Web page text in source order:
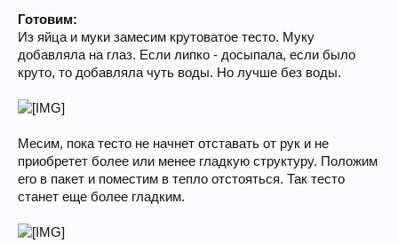
Готовим:
Из яйца и муки замесим крутоватое тесто. Муку
добавляла на глаз. Если липко - досыпала, если было
круто, то добавляла чуть воды. Но лучше без воды.
Месим, пока тесто не начнет отставать от рук и не
приобретет более или менее гладкую структуру. Положим
его в пакет и поместим в тепло отстояться. Так тесто
станет еще более гладким.